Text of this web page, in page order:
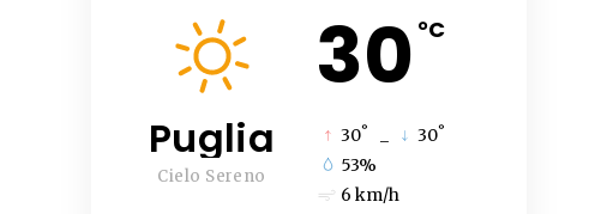
30 °C
Puglia
Cielo Sereno
30° 30°
53%
6 km/h